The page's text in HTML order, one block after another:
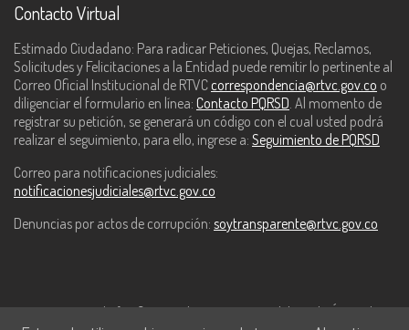
Contacto Virtual
Estimado Ciudadano: Para radicar Peticiones, Quejas, Reclamos,
Solicitudes y Felicitaciones a la Entidad puede remitir lo pertinente al
Correo Oficial Institucional de RTVC correspondencia@rtvc.gov.co o
diligenciar el formulario en línea: Contacto PQRSD . Al momento de
registrar su petición, se generará un código con el cual usted podrá
realizar el seguimiento, para ello, ingrese a: Seguimiento de PQRSD
Correo para notificaciones judiciales:
notificacionesjudiciales@rtvc.gov.co
Denuncias por actos de corrupción: soytransparente@rtvc.gov.co
Este contenido fue financiado con recursos del Fondo Único de